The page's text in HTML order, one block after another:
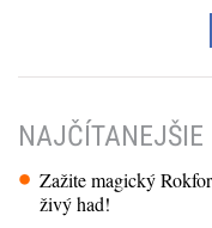
NAJČÍTANEJŠIE
Zažite magický
živý had!